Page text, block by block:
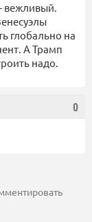
вежливый.
глобально на
А Трамп
надо.
0